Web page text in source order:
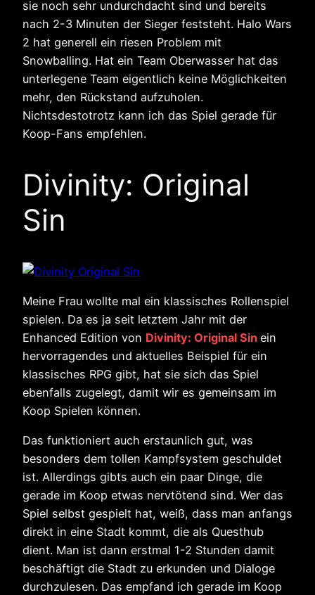
sie noch sehr undurchdacht sind und bereits
nach 2-3 Minuten der Sieger feststeht. Halo Wars
2 hat generell ein riesen Problem mit
Snowballing. Hat ein Team Oberwasser hat das
unterlegene Team eigentlich keine Möglichkeiten
mehr, den Rückstand aufzuholen.
Nichtsdestotrotz kann ich das Spiel gerade für
Koop-Fans empfehlen.
Divinity: Original
Sin
Meine Frau wollte mal ein klassisches Rollenspiel
spielen. Da es ja seit letztem Jahr mit der
Enhanced Edition von Divinity: Original Sin ein
hervorragendes und aktuelles Beispiel für ein
klassisches RPG gibt, hat sie sich das Spiel
ebenfalls zugelegt, damit wir es gemeinsam im
Koop Spielen können.
Das funktioniert auch erstaunlich gut, was
besonders dem tollen Kampfsystem geschuldet
ist. Allerdings gibts auch ein paar Dinge, die
gerade im Koop etwas nervtötend sind. Wer das
Spiel selbst gespielt hat, weiß, dass man anfangs
direkt in eine Stadt kommt, die als Questhub
dient. Man ist dann erstmal 1-2 Stunden damit
beschäftigt die Stadt zu erkunden und Dialoge
durchzulesen. Das empfand ich gerade im Koop